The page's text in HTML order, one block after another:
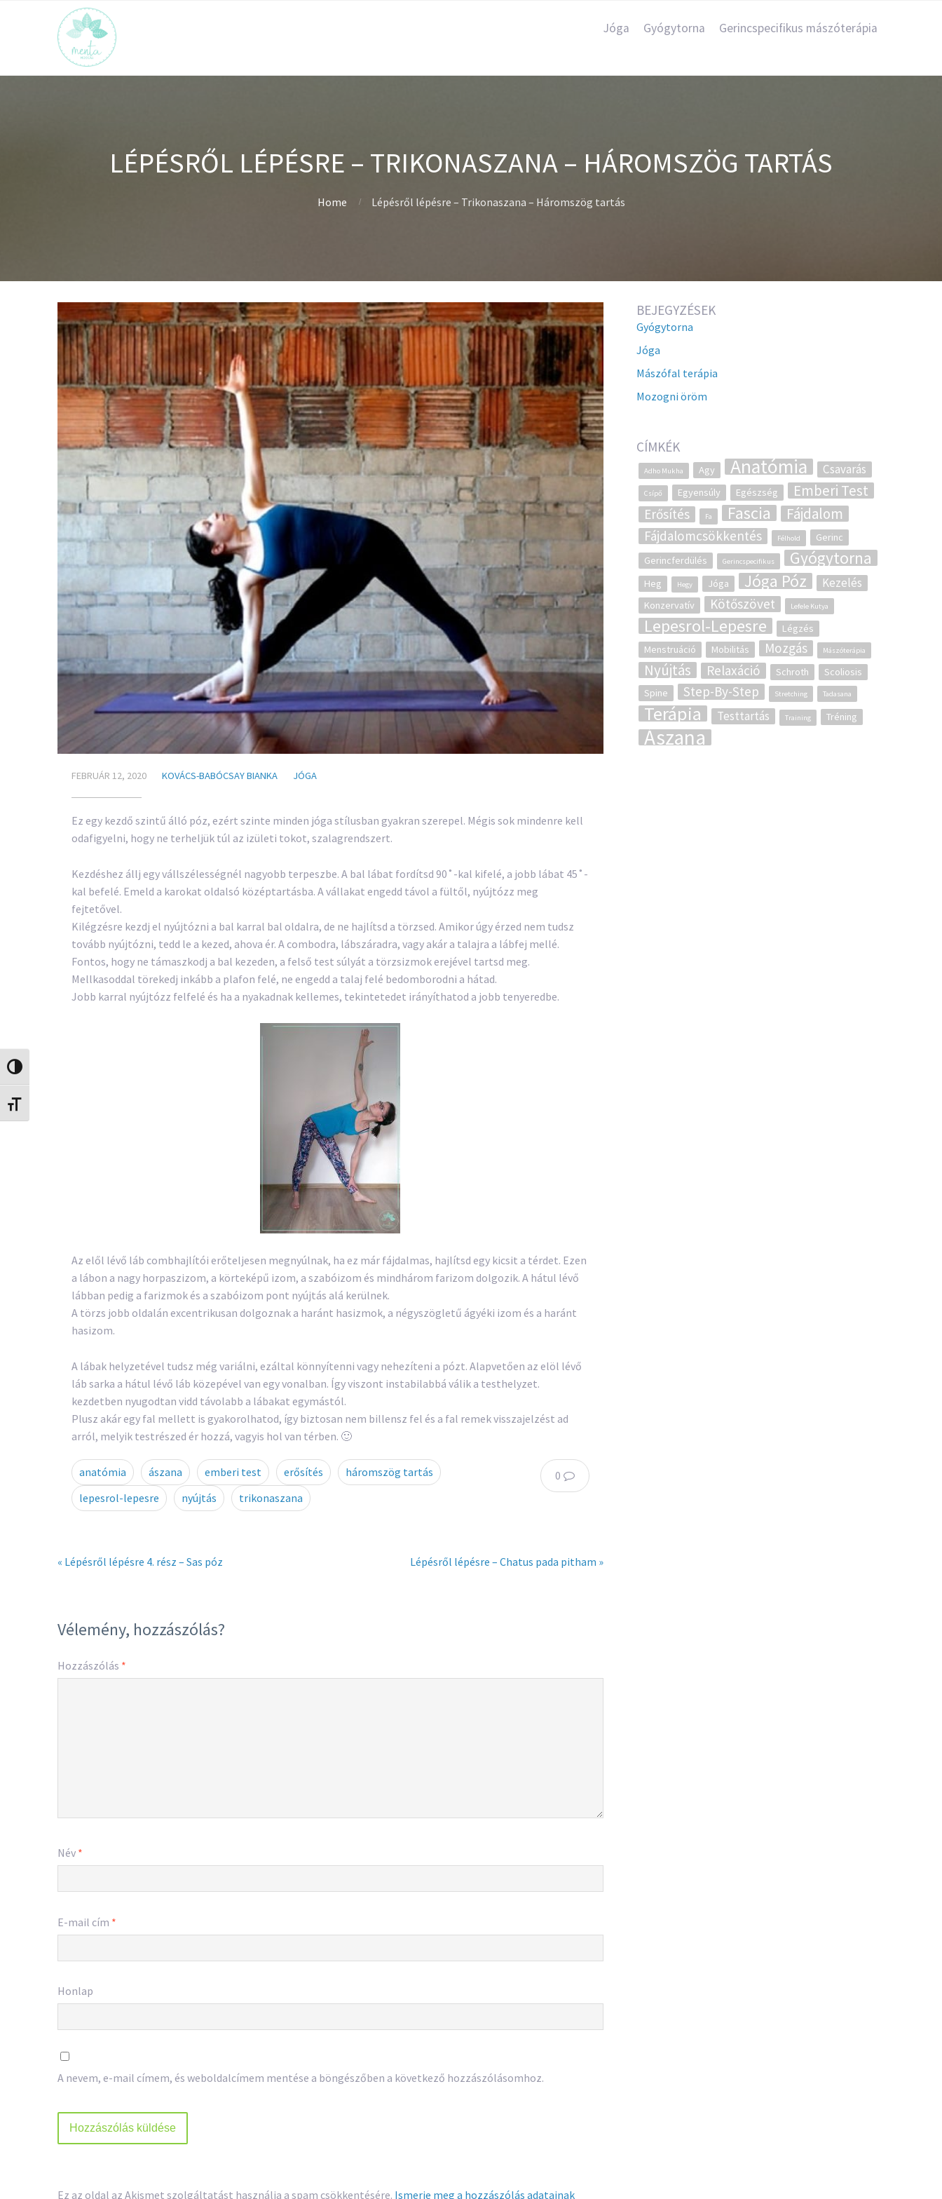
Nagy kontraszt váltása
Betűméret váltása
Jóga Gyógytorna Gerincspecifikus mászóterápia
LÉPÉSRŐL LÉPÉSRE – TRIKONASZANA – HÁROMSZÖG TARTÁS
Home Lépésről lépésre – Trikonaszana – Háromszög tartás
FEBRUÁR 12, 2020 KOVÁCS-BABÓCSAY BIANKA JÓGA
Ez egy kezdő szintű álló póz, ezért szinte minden jóga stílusban gyakran szerepel. Mégis sok mindenre kell
odafigyelni, hogy ne terheljük túl az izületi tokot, szalagrendszert.
Kezdéshez állj egy vállszélességnél nagyobb terpeszbe. A bal lábat fordítsd 90˚-kal kifelé, a jobb lábat 45˚-
kal befelé. Emeld a karokat oldalsó középtartásba. A vállakat engedd távol a fültől, nyújtózz meg
fejtetővel.
Kilégzésre kezdj el nyújtózni a bal karral bal oldalra, de ne hajlítsd a törzsed. Amikor úgy érzed nem tudsz
tovább nyújtózni, tedd le a kezed, ahova ér. A combodra, lábszáradra, vagy akár a talajra a lábfej mellé.
Fontos, hogy ne támaszkodj a bal kezeden, a felső test súlyát a törzsizmok erejével tartsd meg.
Mellkasoddal törekedj inkább a plafon felé, ne engedd a talaj felé bedomborodni a hátad.
Jobb karral nyújtózz felfelé és ha a nyakadnak kellemes, tekintetedet irányíthatod a jobb tenyeredbe.
Az elől lévő láb combhajlítói erőteljesen megnyúlnak, ha ez már fájdalmas, hajlítsd egy kicsit a térdet. Ezen
a lábon a nagy horpaszizom, a körteképű izom, a szabóizom és mindhárom farizom dolgozik. A hátul lévő
lábban pedig a farizmok és a szabóizom pont nyújtás alá kerülnek.
A törzs jobb oldalán excentrikusan dolgoznak a haránt hasizmok, a négyszögletű ágyéki izom és a haránt
hasizom.
A lábak helyzetével tudsz még variálni, ezáltal könnyítenni vagy nehezíteni a pózt. Alapvetően az elöl lévő
láb sarka a hátul lévő láb közepével van egy vonalban. Így viszont instabilabbá válik a testhelyzet.
kezdetben nyugodtan vidd távolabb a lábakat egymástól.
Plusz akár egy fal mellett is gyakorolhatod, így biztosan nem billensz fel és a fal remek visszajelzést ad
arról, melyik testrészed ér hozzá, vagyis hol van térben. 🙂
0
anatómia ászana emberi test erősítés
háromszög tartás
lepesrol-lepesre
nyújtás trikonaszana
« Lépésről lépésre 4. rész – Sas póz Lépésről lépésre – Chatus pada pitham »
Vélemény, hozzászólás?
Hozzászólás *
Név *
E-mail cím *
Honlap
A nevem, e-mail címem, és weboldalcímem mentése a böngészőben a következő hozzászólásomhoz.
Ez az oldal az Akismet szolgáltatást használja a spam csökkentésére. Ismerje meg a hozzászólás adatainak
BEJEGYZÉSEK
Gyógytorna
Jóga
Mászófal terápia
Mozogni öröm
CÍMKÉK
Adho Mukha Agy Anatómia Csavarás
Csípő Egyensúly Egészség Emberi Test
Erősítés Fa Fascia Fájdalom
Fájdalomcsökkentés Félhold
Gerinc
Gerincferdülés
Gerincspecifikus Gyógytorna
Heg Hegy Jóga Jóga Póz Kezelés
Konzervatív Kötőszövet Lefele Kutya
Lepesrol-Lepesre
Légzés
Menstruáció
Mobilitás Mozgás Mászóterápia
Nyújtás Relaxáció Schroth
Scoliosis
Spine
Step-By-Step Stretching Tadasana
Terápia Testtartás Training Tréning
Ászana